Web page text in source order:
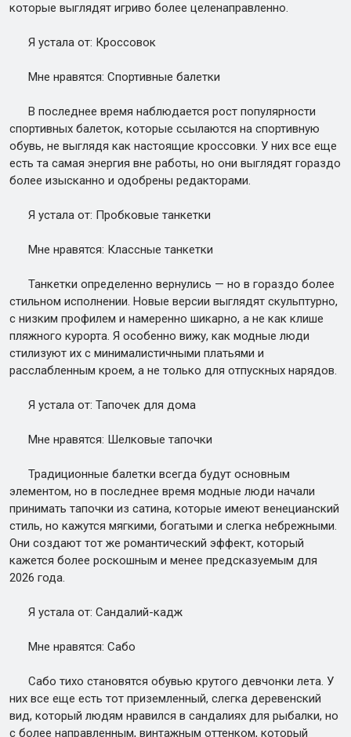
которые выглядят игриво более целенаправленно.
Я устала от: Кроссовок
Мне нравятся: Спортивные балетки
В последнее время наблюдается рост популярности
спортивных балеток, которые ссылаются на спортивную
обувь, не выглядя как настоящие кроссовки. У них все еще
есть та самая энергия вне работы, но они выглядят гораздо
более изысканно и одобрены редакторами.
Я устала от: Пробковые танкетки
Мне нравятся: Классные танкетки
Танкетки определенно вернулись — но в гораздо более
стильном исполнении. Новые версии выглядят скульптурно,
с низким профилем и намеренно шикарно, а не как клише
пляжного курорта. Я особенно вижу, как модные люди
стилизуют их с минималистичными платьями и
расслабленным кроем, а не только для отпускных нарядов.
Я устала от: Тапочек для дома
Мне нравятся: Шелковые тапочки
Традиционные балетки всегда будут основным
элементом, но в последнее время модные люди начали
принимать тапочки из сатина, которые имеют венецианский
стиль, но кажутся мягкими, богатыми и слегка небрежными.
Они создают тот же романтический эффект, который
кажется более роскошным и менее предсказуемым для
2026 года.
Я устала от: Сандалий-кадж
Мне нравятся: Сабо
Сабо тихо становятся обувью крутого девчонки лета. У
них все еще есть тот приземленный, слегка деревенский
вид, который людям нравился в сандалиях для рыбалки, но
с более направленным, винтажным оттенком, который